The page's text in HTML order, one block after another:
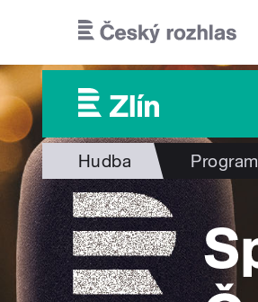
Hudba Program